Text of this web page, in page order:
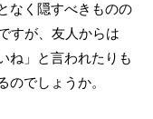
なく隠すべきものの
すが、友人からは
ね」と言われたりも
のでしょうか。